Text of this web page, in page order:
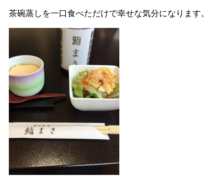
茶碗蒸しを一口食べただけで幸せな気分になります。